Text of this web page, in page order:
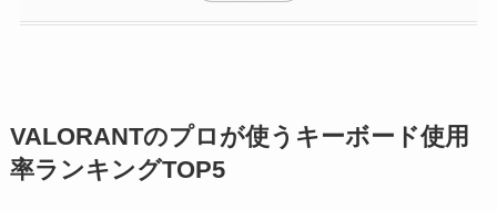
VALORANTのプロが使うキーボード使用
率ランキングTOP5